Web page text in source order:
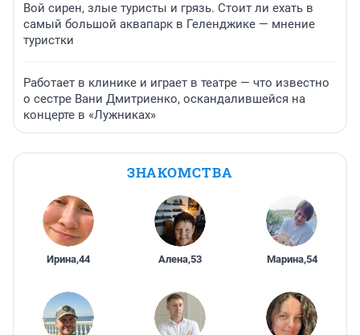
Вой сирен, злые туристы и грязь. Стоит ли ехать в
самый большой аквапарк в Геленджике — мнение
туристки
Работает в клинике и играет в театре — что известно
о сестре Вани Дмитриенко, оскандалившейся на
концерте в «Лужниках»
ЗНАКОМСТВА
Ирина,44 Алена,53 Марина,54